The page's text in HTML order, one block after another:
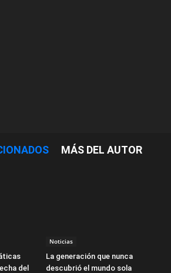
MÁS DEL AUTOR
del
Noticias
La generación que nunca
descubrió el mundo sola